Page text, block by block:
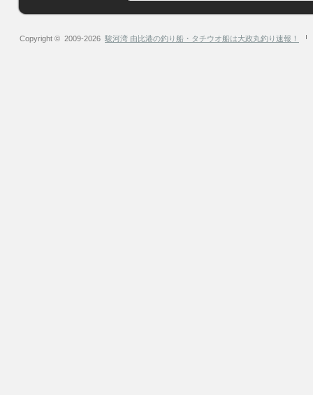
Copyright © 2009-2026 駿河湾 由比港の釣り船・タチウオ船は大政丸釣り速報！